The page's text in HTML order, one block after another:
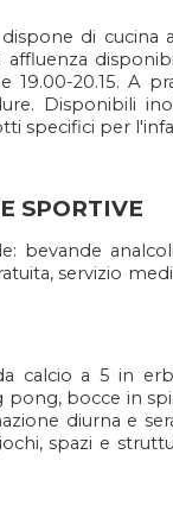
di cucina
19.00-20.15. A
Disponibili
specifici per
SPORTIVE
bevande
servizio
calcio a 5 in
bocce in
diurna e
spazi e